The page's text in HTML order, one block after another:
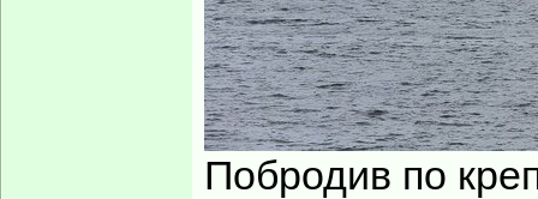
Побродив по